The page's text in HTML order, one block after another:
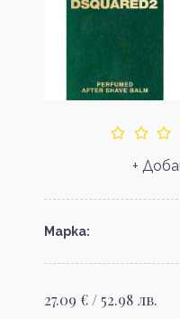
+
Марка:
27.09 € / 52.98 лв.